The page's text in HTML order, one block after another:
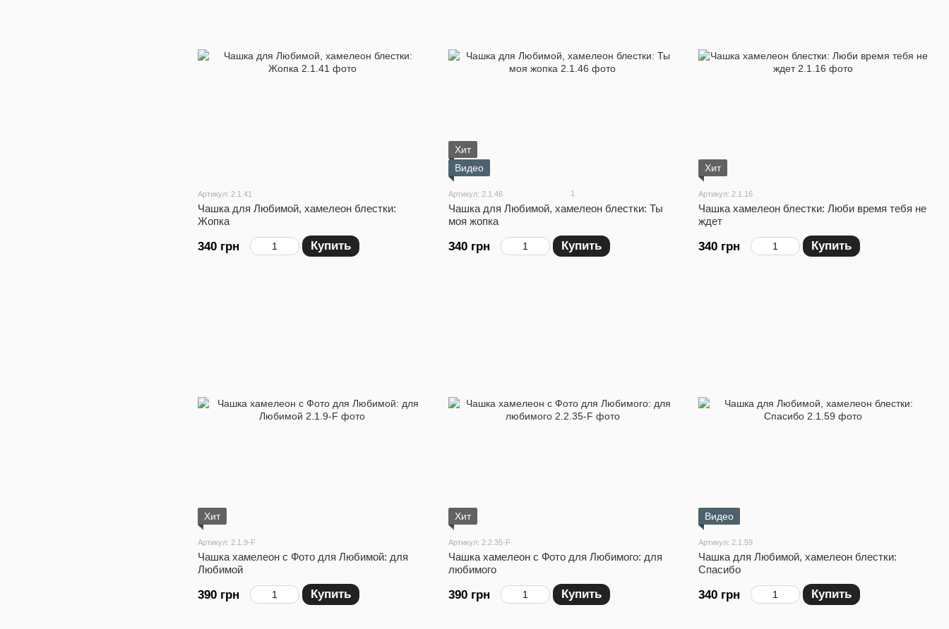
Артикул: 2.1.41
Чашка для Любимой, хамелеон блестки:
Жопка
340 грн Купить
Хит
Видео
Артикул: 2.1.46 1
Чашка для Любимой, хамелеон блестки: Ты
моя жопка
340 грн Купить
Хит
Артикул: 2.1.16
Чашка хамелеон блестки: Люби время тебя не
ждет
340 грн Купить
Хит
Артикул: 2.1.9-F
Чашка хамелеон с Фото для Любимой: для
Любимой
390 грн Купить
Хит
Артикул: 2.2.35-F
Чашка хамелеон с Фото для Любимого: для
любимого
390 грн Купить
Видео
Артикул: 2.1.59
Чашка для Любимой, хамелеон блестки:
Спасибо
340 грн Купить